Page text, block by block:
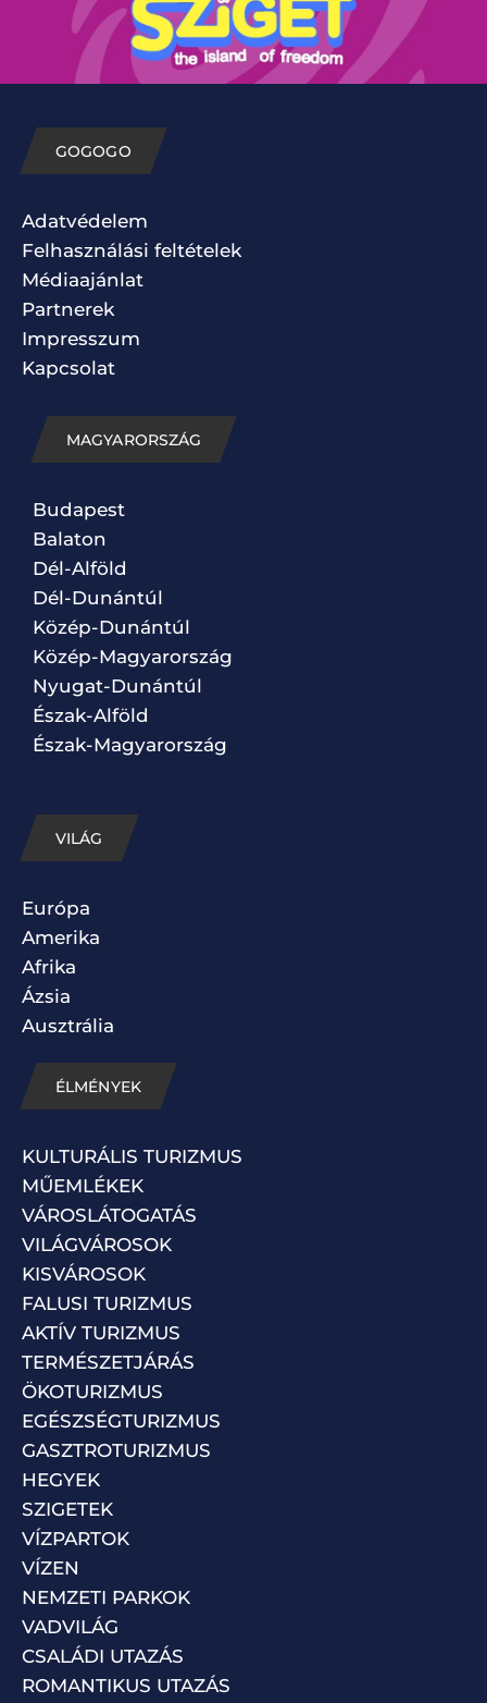
GOGOGO
Adatvédelem
Felhasználási feltételek
Médiaajánlat
Partnerek
Impresszum
Kapcsolat
MAGYARORSZÁG
Budapest
Balaton
Dél-Alföld
Dél-Dunántúl
Közép-Dunántúl
Közép-Magyarország
Nyugat-Dunántúl
Észak-Alföld
Észak-Magyarország
VILÁG
Európa
Amerika
Afrika
Ázsia
Ausztrália
ÉLMÉNYEK
KULTURÁLIS TURIZMUS
MŰEMLÉKEK
VÁROSLÁTOGATÁS
VILÁGVÁROSOK
KISVÁROSOK
FALUSI TURIZMUS
AKTÍV TURIZMUS
TERMÉSZETJÁRÁS
ÖKOTURIZMUS
EGÉSZSÉGTURIZMUS
GASZTROTURIZMUS
HEGYEK
SZIGETEK
VÍZPARTOK
VÍZEN
NEMZETI PARKOK
VADVILÁG
CSALÁDI UTAZÁS
ROMANTIKUS UTAZÁS